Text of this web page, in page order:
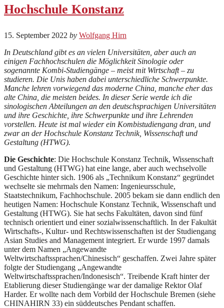
Hochschule Konstanz
15. September 2022 by Wolfgang Hirn
In Deutschland gibt es an vielen Universitäten, aber auch an
einigen Fachhochschulen die Möglichkeit Sinologie oder
sogenannte Kombi-Studiengänge – meist mit Wirtschaft – zu
studieren. Die Unis haben dabei unterschiedliche Schwerpunkte.
Manche lehren vorwiegend das moderne China, manche eher das
alte China, die meisten beides. In dieser Serie werde ich die
sinologischen Abteilungen an den deutschsprachigen Universitäten
und ihre Geschichte, ihre Schwerpunkte und ihre Lehrenden
vorstellen. Heute ist mal wieder ein Kombistudiengang dran, und
zwar an der Hochschule Konstanz Technik, Wissenschaft und
Gestaltung (HTWG).
Die Geschichte: Die Hochschule Konstanz Technik, Wissenschaft
und Gestaltung (HTWG) hat eine lange, aber auch wechselvolle
Geschichte hinter sich. 1906 als „Technikum Konstanz“ gegründet
wechselte sie mehrmals den Namen: Ingenieursschule,
Staatstechnikum, Fachhochschule. 2005 bekam sie dann endlich den
heutigen Namen: Hochschule Konstanz Technik, Wissenschaft und
Gestaltung (HTWG). Sie hat sechs Fakultäten, davon sind fünf
technisch orientiert und einer sozialwissenschaftlich. In der Fakultät
Wirtschafts-, Kultur- und Rechtswissenschaften ist der Studiengang
Asian Studies and Management integriert. Er wurde 1997 damals
unter dem Namen „Angewandte
Weltwirtschaftssprachen/Chinesisch“ geschaffen. Zwei Jahre später
folgte der Studiengang „Angewandte
Weltwirtschaftssprachen/Indonesisch“. Treibende Kraft hinter der
Etablierung dieser Studiengänge war der damalige Rektor Olaf
Harder. Er wollte nach dem Vorbild der Hochschule Bremen (siehe
CHINAHIRN 33) ein süddeutsches Pendant schaffen.